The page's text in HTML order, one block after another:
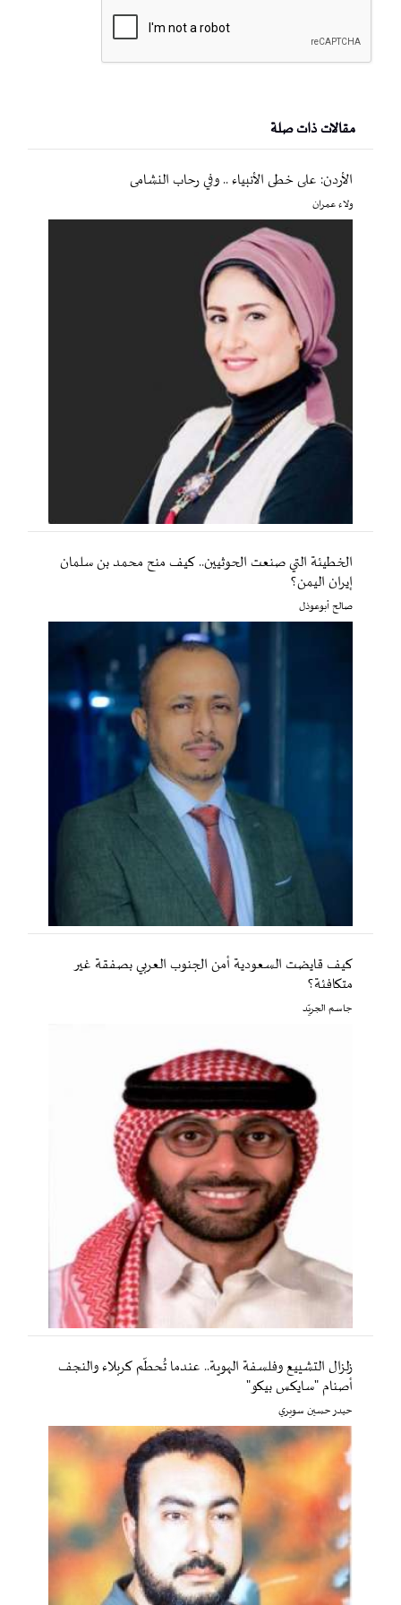
مقالات ذات صلة
الأردن: على خطى الأنبياء .. وفي رحاب النشامى
ولاء عمران
الخطيئة التي صنعت الحوثيين.. كيف منح محمد بن سلمان
إيران اليمن؟
صالح أبوعوذل
كيف قايضت السعودية أمن الجنوب العربي بصفقة غير
متكافئة؟
جاسم الجريّد
زلزال التشييع وفلسفة الهوية.. عندما تُحطّم كربلاء والنجف
أصنام "سايكس بيكو"
حيدر حسين سويري